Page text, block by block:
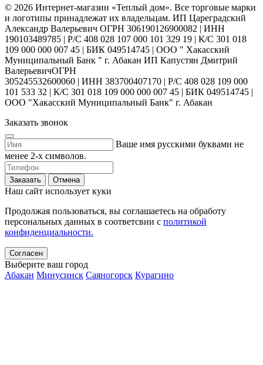
© 2026 Интернет-магазин «Теплый дом». Все торговые марки
и логотипы принадлежат их владельцам. ИП Цареградский
Александр Валерьевич ОГРН 306190126900082 | ИНН
190103489785 | Р/С 408 028 107 000 101 329 19 | К/С 301 018
109 000 000 007 45 | БИК 049514745 | ООО " Хакасский
Муниципальный Банк " г. Абакан ИП Капустян Дмитрий
ВалерьевичОГРН
305245532600060 | ИНН 383700407170 | Р/С 408 028 109 000
101 533 32 | К/С 301 018 109 000 000 007 45 | БИК 049514745 |
ООО "Хакасский Муниципальный Банк" г. Абакан
Заказать звонок
Ваше имя русскими буквами не
менее 2-х символов.
Заказать Отмена
Наш сайт использует куки
Продолжая пользоваться, вы соглашаетесь на обработу
персональных данных в соответсвии с политикой
конфиденциальности.
Согласен
Выберите ваш город
Абакан Минусинск Саяногорск Курагино